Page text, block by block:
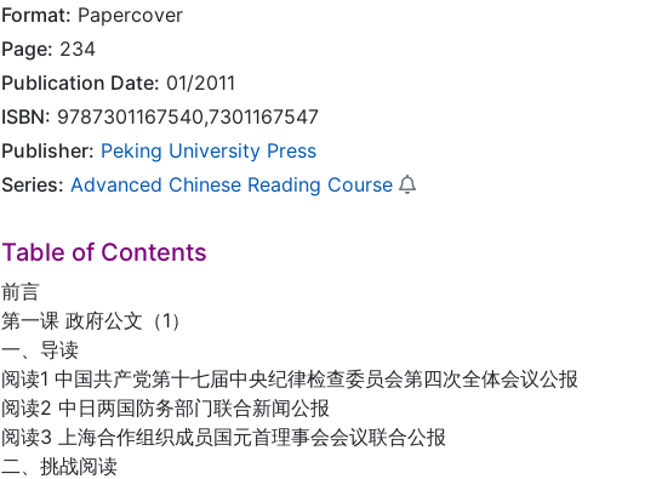
Format: Papercover
Page: 234
Publication Date: 01/2011
ISBN: 9787301167540,7301167547
Publisher: Peking University Press
Series: Advanced Chinese Reading Course
Table of Contents
前言
第一课 政府公文（1）
一、导读
阅读1 中国共产党第十七届中央纪律检查委员会第四次全体会议公报
阅读2 中日两国防务部门联合新闻公报
阅读3 上海合作组织成员国元首理事会会议联合公报
二、挑战阅读